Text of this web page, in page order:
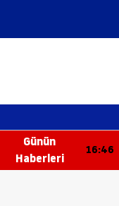
Günün
Haberleri
Son
16:46